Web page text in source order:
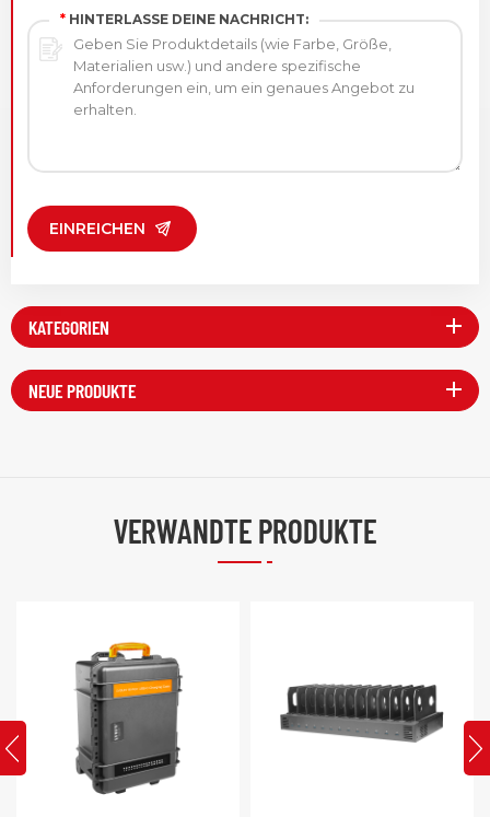
* HINTERLASSE DEINE NACHRICHT:
EINREICHEN
KATEGORIEN
NEUE PRODUKTE
VERWANDTE PRODUKTE